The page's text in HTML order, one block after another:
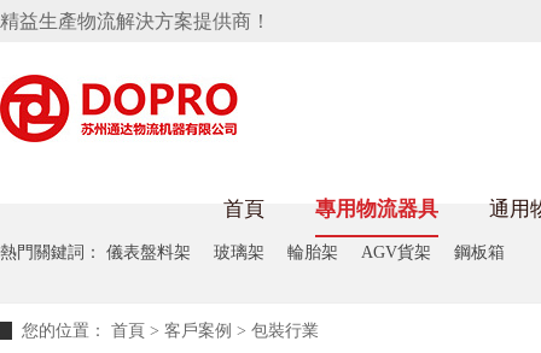
精益生產物流解決方案提供商！
首頁 專用物流器具
好色网站在线观看架 通用
烏龜車/平台車
鋼板箱
化纖紡織行業
熱門關鍵詞： 儀表盤料架 玻璃架 輪胎架 AGV貨架 鋼板箱
您的位置： 首頁 > 客戶案例 > 包裝行業